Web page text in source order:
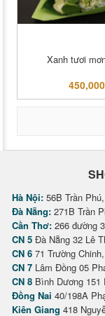
Xanh tươi
450,000
Hà Nội: 56B Trần
Đà Nẵng: 271B Trần
Cần Thơ: 266 đường
CN 5 Đà Nẵng 32 Lê
CN 6 71 Trường
CN 7 Lâm Đồng 05
CN 8 Bình Dương 151
Đồng Nai 40/198A
Kiên Giang 418